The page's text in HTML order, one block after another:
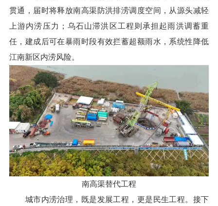
贯通，届时将释放南高渠防洪排涝调度空间，从源头减轻
上游内涝压力；乌石山滞洪区工程则承担起雨洪调蓄重
任，建成后可在暴雨时段有效拦蓄超额雨水，系统性降低
江南新区内涝风险。
南高渠替代工程
城市内涝治理，既是发展工程，更是民生工程。接下